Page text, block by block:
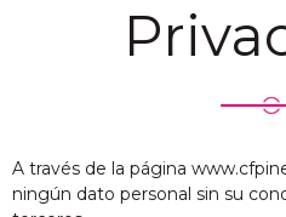
A través de la página
ningún dato personal sin su